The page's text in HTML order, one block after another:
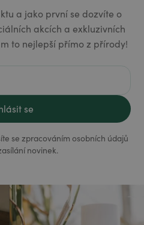
a jako první se dozvíte o
akcích a exkluzivních
to nejlepší přímo z přírody!
se zpracováním osobních údajů
novinek.